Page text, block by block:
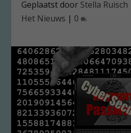
Geplaatst door Stella Ruisch
Het Nieuws | 0